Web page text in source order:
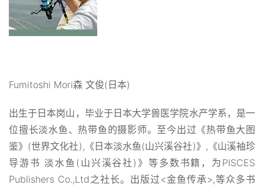
Fumitoshi Mori森 文俊(日本)
出生于日本岗山，毕业于日本大学兽医学院水产学系，是一
位擅长淡水鱼、热带鱼的摄影师。至今出过《热带鱼大图
鉴》(世界文化社),《日本淡水鱼(山兴溪谷社)》,《山溪袖珍
导游书 淡水鱼(山兴溪谷社)》等多数书籍，为PISCES
Publishers Co.,Ltd之社长。出版过<金鱼传承>,等众多书